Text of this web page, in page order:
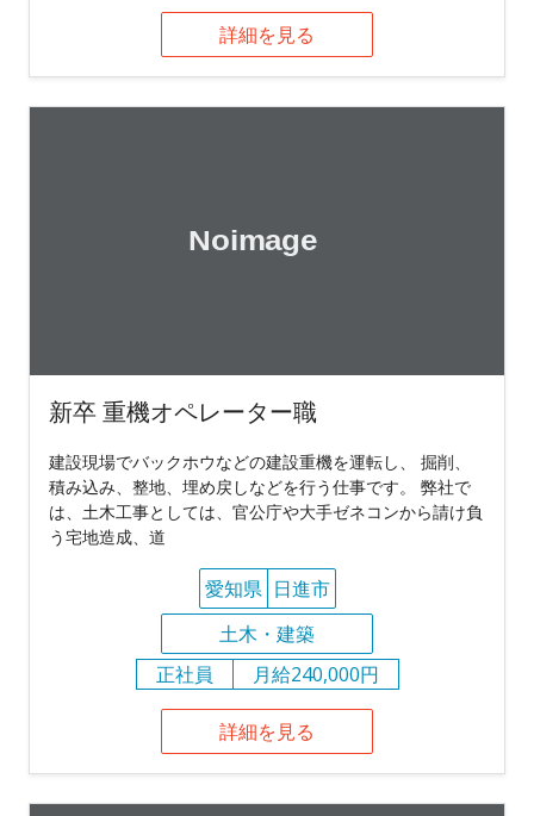
詳細を見る
新卒 重機オペレーター職
建設現場でバックホウなどの建設重機を運転し、 掘削、
積み込み、整地、埋め戻しなどを行う仕事です。 弊社で
は、土木工事としては、官公庁や大手ゼネコンから請け負
う宅地造成、道
愛知県 日進市
土木・建築
正社員
月給240,000円
詳細を見る